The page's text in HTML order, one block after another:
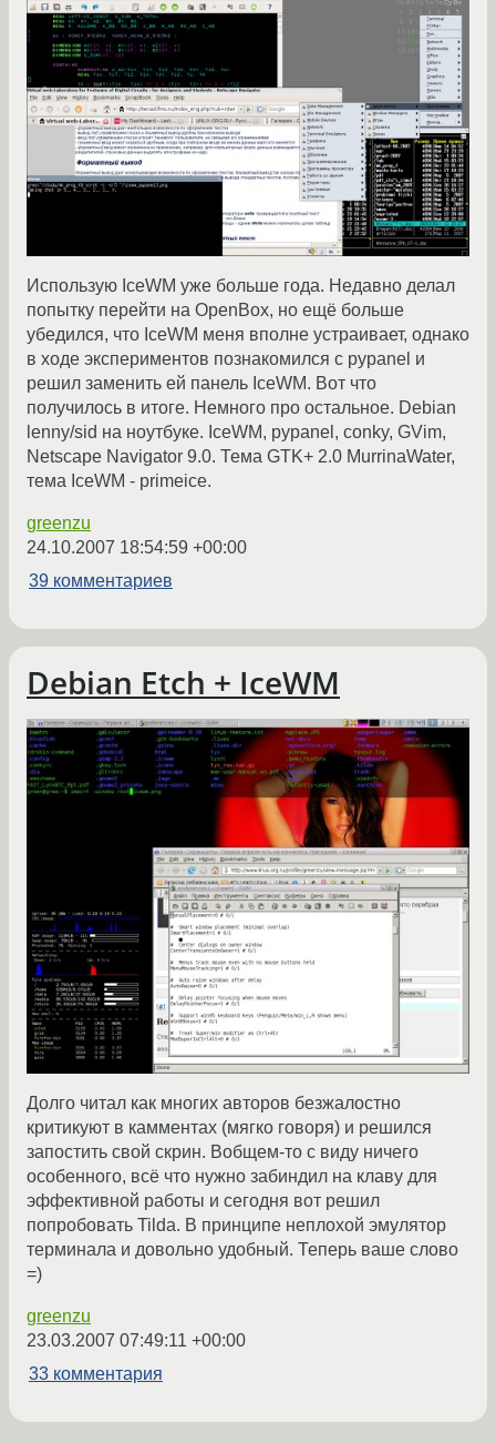
Использую IceWM уже больше года. Недавно делал
попытку перейти на OpenBox, но ещё больше
убедился, что IceWM меня вполне устраивает, однако
в ходе экспериментов познакомился с pypanel и
решил заменить ей панель IceWM. Вот что
получилось в итоге. Немного про остальное. Debian
lenny/sid на ноутбуке. IceWM, pypanel, conky, GVim,
Netscape Navigator 9.0. Тема GTK+ 2.0 MurrinaWater,
тема IceWM - primeice.
greenzu
24.10.2007 18:54:59 +00:00
39 комментариев
Debian Etch + IceWM
Долго читал как многих авторов безжалостно
критикуют в камментах (мягко говоря) и решился
запостить свой скрин. Вобщем-то с виду ничего
особенного, всё что нужно забиндил на клаву для
эффективной работы и сегодня вот решил
попробовать Tilda. В принципе неплохой эмулятор
терминала и довольно удобный. Теперь ваше слово
=)
greenzu
23.03.2007 07:49:11 +00:00
33 комментария